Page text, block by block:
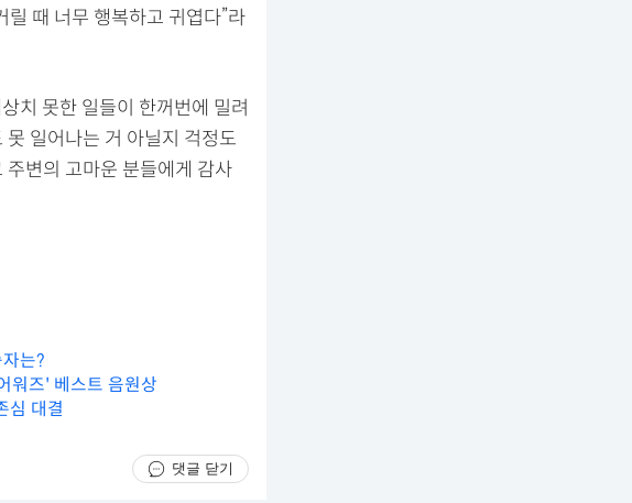
때 너무 행복하고 귀엽다”라
치 못한 일들이 한꺼번에 밀려
일어나는 거 아닐지 걱정도
주변의 고마운 분들에게 감사
는?
워즈' 베스트 음원상
심 대결
댓글 닫기